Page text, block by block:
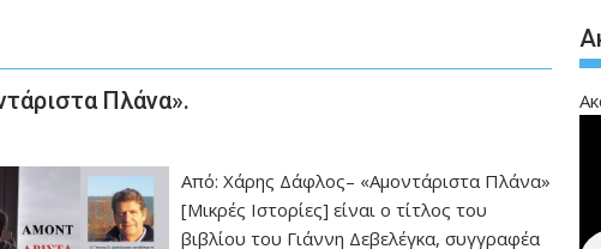
Πλάνα».
Από: Χάρης Δάφλος– «Αμοντάριστα Πλάνα»
[Μικρές Ιστορίες] είναι ο τίτλος του
βιβλίου του Γιάννη Δεβελέγκα, συγγραφέα